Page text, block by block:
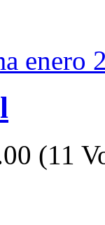
enero
(11